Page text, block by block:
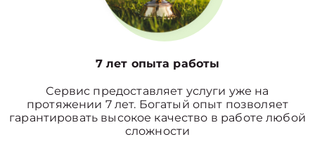
7 лет опыта работы
Сервис предоставляет услуги уже на
протяжении 7 лет. Богатый опыт позволяет
гарантировать высокое качество в работе любой
сложности